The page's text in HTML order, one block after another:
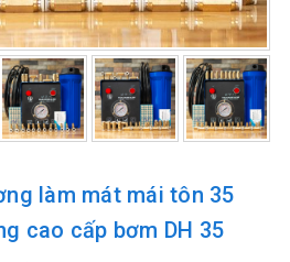
làm mát mái tôn 35
cao cấp bơm DH 35